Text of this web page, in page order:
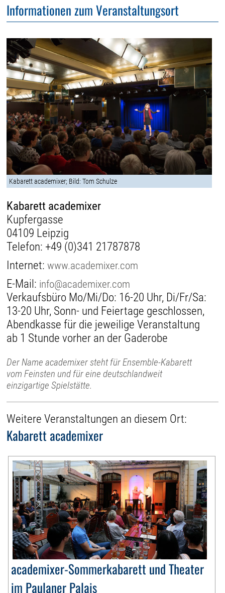
Informationen zum Veranstaltungsort
Kabarett academixer; Bild: Tom Schulze
Kabarett academixer
Kupfergasse
04109 Leipzig
Telefon: +49 (0)341 21787878
Internet:www.academixer.com
E-Mail: info@academixer.com
Verkaufsbüro Mo/Mi/Do: 16-20 Uhr, Di/Fr/Sa:
13-20 Uhr, Sonn- und Feiertage geschlossen,
Abendkasse für die jeweilige Veranstaltung
ab 1 Stunde vorher an der Gaderobe
Der Name academixer steht für Ensemble-Kabarett
vom Feinsten und für eine deutschlandweit
einzigartige Spielstätte.
Weitere Veranstaltungen an diesem Ort:
Kabarett academixer
academixer-Sommerkabarett und Theater
im Paulaner Palais